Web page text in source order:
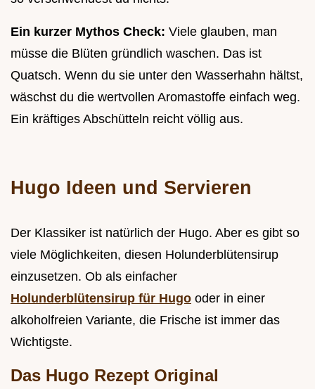
Ein kurzer Mythos Check: Viele glauben, man
müsse die Blüten gründlich waschen. Das ist
Quatsch. Wenn du sie unter den Wasserhahn hältst,
wäschst du die wertvollen Aromastoffe einfach weg.
Ein kräftiges Abschütteln reicht völlig aus.
Hugo Ideen und Servieren
Der Klassiker ist natürlich der Hugo. Aber es gibt so
viele Möglichkeiten, diesen Holunderblütensirup
einzusetzen. Ob als einfacher
Holunderblütensirup für Hugo oder in einer
alkoholfreien Variante, die Frische ist immer das
Wichtigste.
Das Hugo Rezept Original